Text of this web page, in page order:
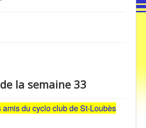
la semaine 33
amis du cyclo club de St-Loubès